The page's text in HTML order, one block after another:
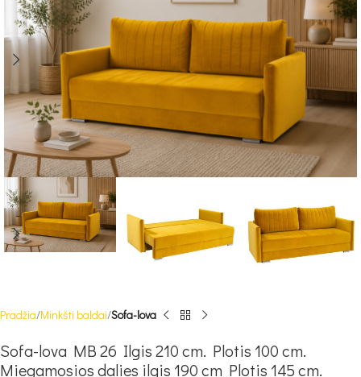
Pradžia Minkšti baldai Sofa-lova
Sofa-lova MB 26 Ilgis 210 cm. Plotis 100 cm.
Miegamosios dalies ilgis 190 cm Plotis 145 cm.